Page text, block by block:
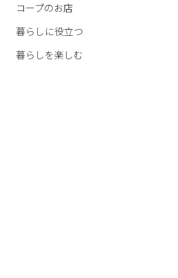
コープのお店
暮らしに役立つ
暮らしを楽しむ